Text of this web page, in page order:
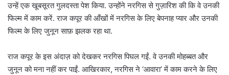
उन्हें एक खूबसूरत गुलदस्ता पेश किया. उन्होंने नरगिस से गुज़ारिश की कि वे उनकी
फिल्म में काम करें. राज कपूर की आँखों में नरगिस के लिए बेपनाह प्यार और उनकी
फिल्म के लिए जुनून साफ़ झलक रहा था.
राज कपूर के इस अंदाज़ को देखकर नरगिस पिघल गईं. वे उनकी मोहब्बत और
जुनून को मना नहीं कर पाईं. आखिरकार, नरगिस ने ‘आवारा’ में काम करने के लिए